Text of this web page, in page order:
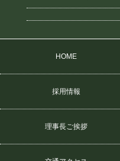
HOME
採用情報
理事長ご挨拶